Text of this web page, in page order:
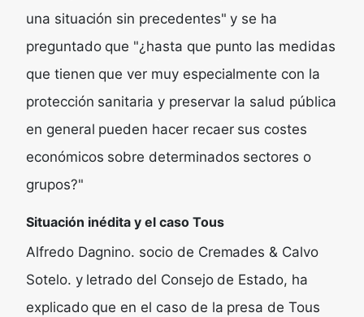
una situación sin precedentes" y se ha
preguntado que "¿hasta que punto las medidas
que tienen que ver muy especialmente con la
protección sanitaria y preservar la salud pública
en general pueden hacer recaer sus costes
económicos sobre determinados sectores o
grupos?"
Situación inédita y el caso Tous
Alfredo Dagnino. socio de Cremades & Calvo
Sotelo. y letrado del Consejo de Estado, ha
explicado que en el caso de la presa de Tous